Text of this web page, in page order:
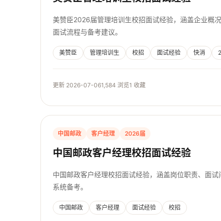
美赞臣2026届管理培训生校招面试经验，涵盖企业概
面试流程与备考建议。
美赞臣 管理培训生 校招 面试经验 快消
更新 2026-07-061,584 浏览1 收藏
中国邮政 客户经理 2026届
中国邮政客户经理校招面试经验
中国邮政客户经理校招面试经验，涵盖岗位职责、面
系统备考。
中国邮政 客户经理 面试经验 校招